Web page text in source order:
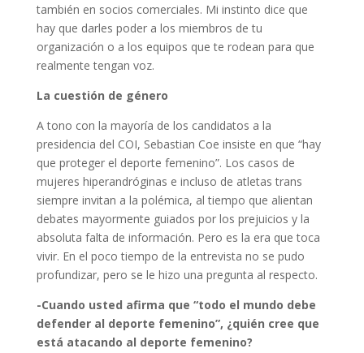
también en socios comerciales. Mi instinto dice que
hay que darles poder a los miembros de tu
organización o a los equipos que te rodean para que
realmente tengan voz.
La cuestión de género
A tono con la mayoría de los candidatos a la
presidencia del COI, Sebastian Coe insiste en que “hay
que proteger el deporte femenino”. Los casos de
mujeres hiperandróginas e incluso de atletas trans
siempre invitan a la polémica, al tiempo que alientan
debates mayormente guiados por los prejuicios y la
absoluta falta de información. Pero es la era que toca
vivir. En el poco tiempo de la entrevista no se pudo
profundizar, pero se le hizo una pregunta al respecto.
-Cuando usted afirma que “todo el mundo debe
defender al deporte femenino”, ¿quién cree que
está atacando al deporte femenino?